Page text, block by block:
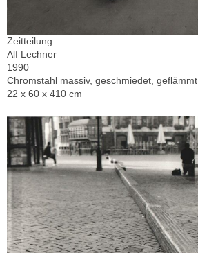
Zeitteilung
Alf Lechner
1990
Chromstahl massiv, geschmiedet, geflämmt
22 x 60 x 410 cm